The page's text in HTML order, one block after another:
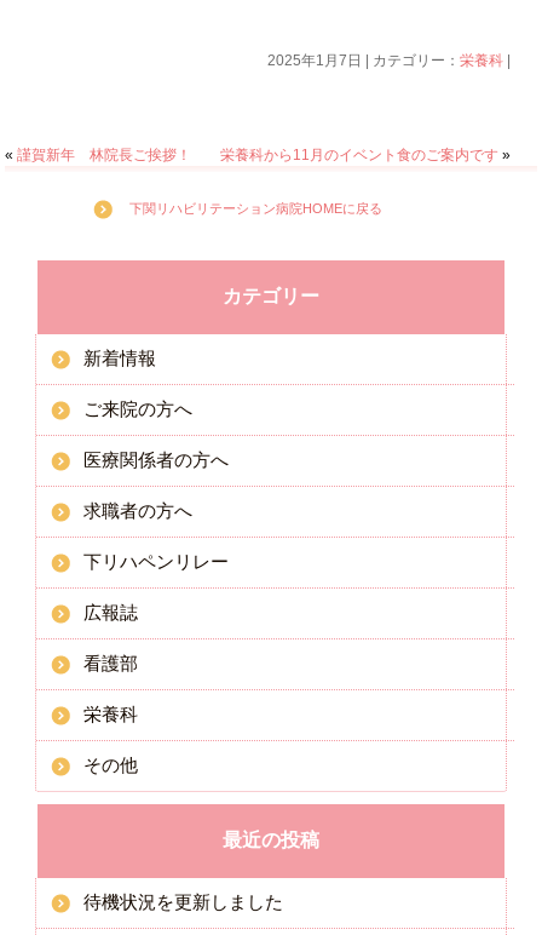
2025年1月7日 | カテゴリー：栄養科
«謹賀新年 林院長ご挨拶！ 栄養科から11月のイベント食のご案内です »
下関リハビリテーション病院HOMEに戻る
カテゴリー
新着情報
ご来院の方へ
医療関係者の方へ
求職者の方へ
下リハペンリレー
広報誌
看護部
栄養科
その他
最近の投稿
待機状況を更新しました